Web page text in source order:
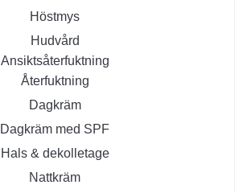
Höstmys
Hudvård
Ansiktsåterfuktning
Återfuktning
Dagkräm
Dagkräm med SPF
Hals & dekolletage
Nattkräm